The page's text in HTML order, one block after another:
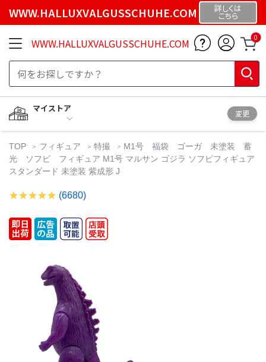
WWW.HALLUXVALGUSSCHUHE.COM 詳しくは
こちら
WWW.HALLUXVALGUSSCHUHE.COM 0
マイストア
変更
TOP フィギュア 特撮
M1号 福袋 ゴーガ 未塗装 蓄
光 ソフビ フィギュア M1号 マルサン ゴジラ ソフビフィギュア
スタンダード 未塗装 紫成形 J
(6680)